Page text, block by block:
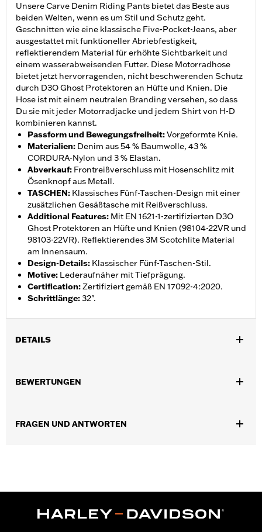
Unsere Carve Denim Riding Pants bietet das Beste aus
beiden Welten, wenn es um Stil und Schutz geht.
Geschnitten wie eine klassische Five-Pocket-Jeans, aber
ausgestattet mit funktioneller Abriebfestigkeit,
reflektierendem Material für erhöhte Sichtbarkeit und
einem wasserabweisenden Futter. Diese Motorradhose
bietet jetzt hervorragenden, nicht beschwerenden Schutz
durch D3O Ghost Protektoren an Hüfte und Knien. Die
Hose ist mit einem neutralen Branding versehen, so dass
Du sie mit jeder Motorradjacke und jedem Shirt von H-D
kombinieren kannst.
Passform und Bewegungsfreiheit:Vorgeformte Knie.
Materialien: Denim aus 54 % Baumwolle, 43 %
CORDURA-Nylon und 3 % Elastan.
Abverkauf: Frontreißverschluss mit Hosenschlitz mit
Ösenknopf aus Metall.
TASCHEN: Klassisches Fünf-Taschen-Design mit einer
zusätzlichen Gesäßtasche mit Reißverschluss.
Additional Features: Mit EN 1621-1-zertifizierten D3O
Ghost Protektoren an Hüfte und Knien (98104-22VR und
98103-22VR). Reflektierendes 3M Scotchlite Material
am Innensaum.
Design-Details: Klassischer Fünf-Taschen-Stil.
Motive: Lederaufnäher mit Tiefprägung.
Certification:Zertifiziert gemäß EN 17092-4:2020.
Schrittlänge:32".
DETAILS
Funktionsmerkmale:
d.com/warranty for full details
BEWERTUNGEN
FRAGEN UND ANTWORTEN